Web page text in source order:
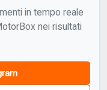
in tempo reale
nei risultati